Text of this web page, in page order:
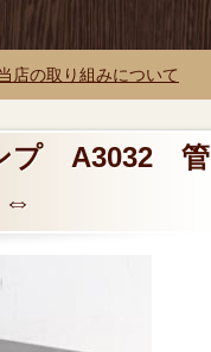
店の取り組みについて
プ A3032 管
⇔